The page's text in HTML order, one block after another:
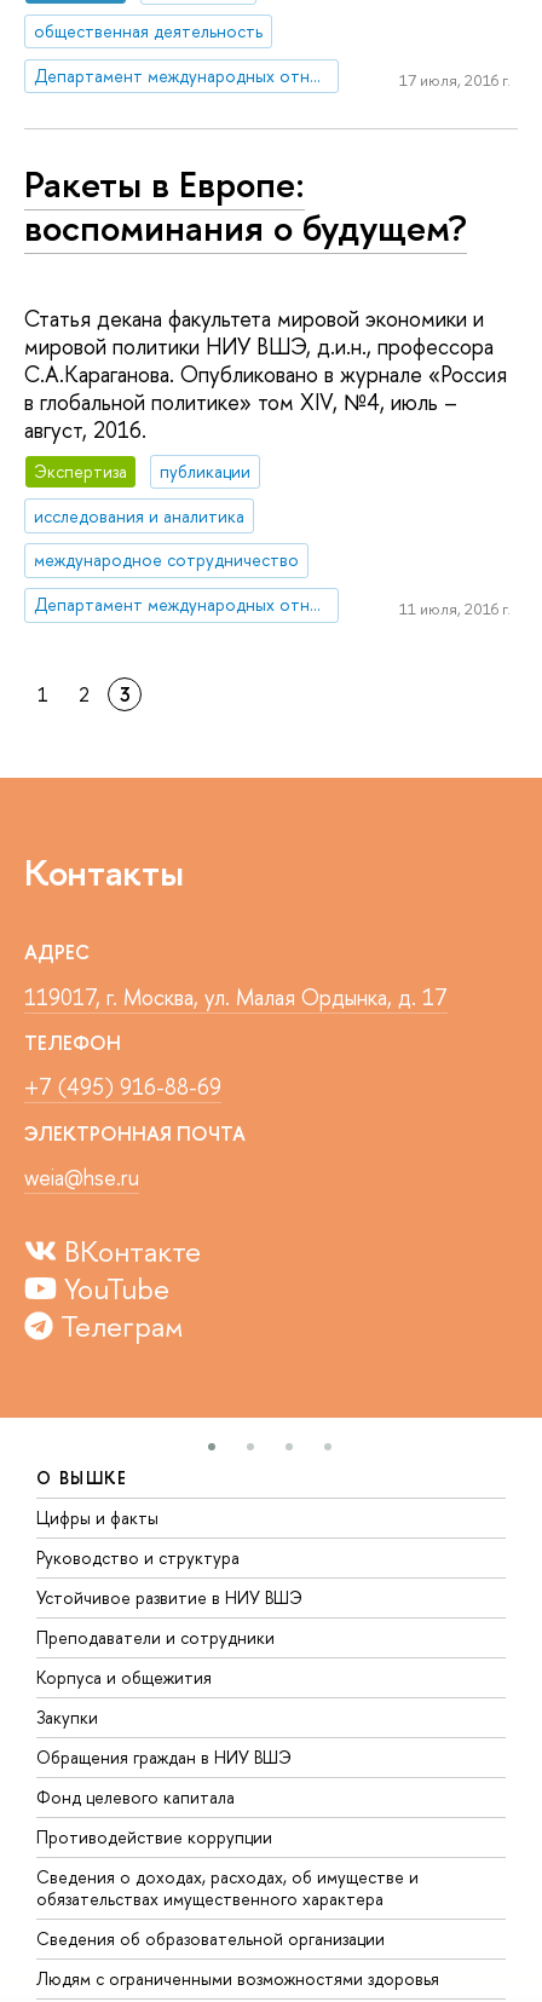
общественная деятельность
Департамент международных отношений
17 июля, 2016 г.
Ракеты в Европе:
воспоминания о будущем?
Статья декана факультета мировой экономики и
мировой политики НИУ ВШЭ, д.и.н., профессора
С.А.Караганова. Опубликовано в журнале «Россия
в глобальной политике» том XIV, №4, июль –
август, 2016.
Экспертиза
публикации
исследования и аналитика
международное сотрудничество
Департамент международных отношений
11 июля, 2016 г.
1 2 3
Контакты
АДРЕС
119017, г. Москва, ул. Малая Ордынка, д. 17
ТЕЛЕФОН
+7 (495) 916-88-69
ЭЛЕКТРОННАЯ ПОЧТА
weia@hse.ru
ВКонтакте
YouTube
Телеграм
О ВЫШКЕ
Цифры и факты
Руководство и структура
Устойчивое развитие в НИУ ВШЭ
Преподаватели и сотрудники
Корпуса и общежития
Закупки
Обращения граждан в НИУ ВШЭ
Фонд целевого капитала
Противодействие коррупции
Сведения о доходах, расходах, об имуществе и
обязательствах имущественного характера
Сведения об образовательной организации
Людям с ограниченными возможностями здоровья